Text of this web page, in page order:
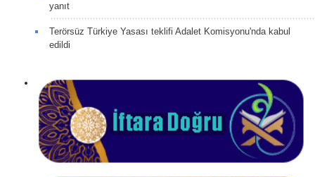
yanıt
Terörsüz Türkiye Yasası teklifi Adalet Komisyonu'nda kabul
edildi